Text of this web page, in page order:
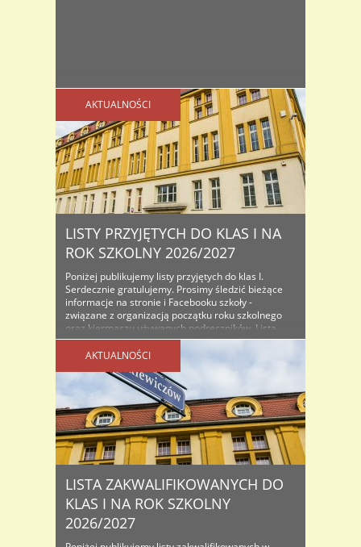
AKTUALNOŚCI
LISTY PRZYJĘTYCH DO KLAS I NA
ROK SZKOLNY 2026/2027
Poniżej publikujemy listy przyjętych do klas I.
Serdecznie gratulujemy. Prosimy śledzić bieżące
informacje na stronie i Facebooku szkoły -
związane z organizacją początku roku szkolnego
oraz kiermaszu używanych podręczników. Lista
osób przyjętych do klas I na rok szkolny...
AKTUALNOŚCI
LISTA ZAKWALIFIKOWANYCH DO
KLAS I NA ROK SZKOLNY
2026/2027